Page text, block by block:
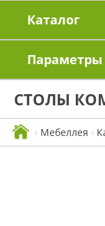
Каталог
Параметры
СТОЛЫ
› Мебеллея ›